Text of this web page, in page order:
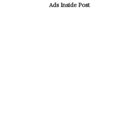
Ads Inside Post